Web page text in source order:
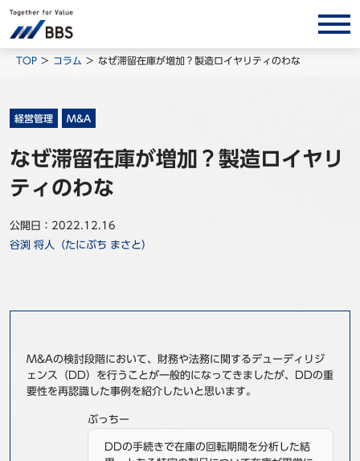
サービス/ソリューション
事例
TOP コラム なぜ滞留在庫が増加？製造ロイヤリティのわな
経営管理 M&A
なぜ滞留在庫が増加？製造ロイヤリ
ティのわな
公開日：2022.12.16
谷渕 将人（たにぶち まさと）
M&Aの検討段階において、財務や法務に関するデューディリジ
ェンス（DD）を行うことが一般的になってきましたが、DDの重
要性を再認識した事例を紹介したいと思います。
ぶっちー
DDの手続きで在庫の回転期間を分析した結